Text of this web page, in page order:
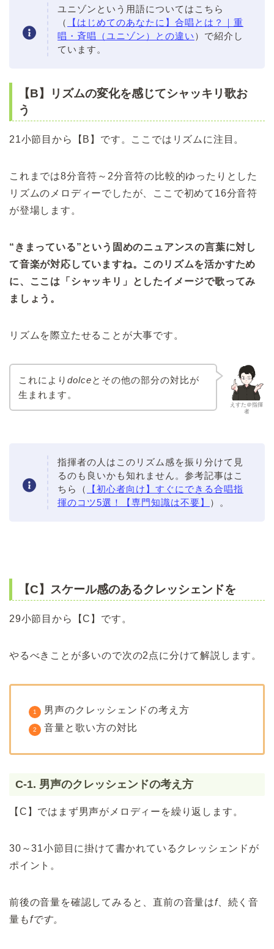
ユニゾンという用語についてはこちら
（
【はじめてのあなたに】合唱とは？｜重
唱・斉唱（ユニゾン）との違い ）で紹介し
ています。
【B】リズムの変化を感じてシャッキリ歌お
う
21小節目から【B】です。ここではリズムに注目。
これまでは8分音符～2分音符の比較的ゆったりとした
リズムのメロディーでしたが、ここで初めて16分音符
が登場します。
“きまっている”という固めのニュアンスの言葉に対し
て音楽が対応していますね。 このリズムを活かすため
に、ここは「シャッキリ」としたイメージで歌ってみ
ましょう。
リズムを際立たせることが大事です。
えすた＠指揮
者
これにより dolceとその他の部分の対比が
生まれます。
指揮者の人はこのリズム感を振り分けて見
るのも良いかも知れません。参考記事はこ
ちら（
【初心者向け】すぐにできる合唱指
揮のコツ5選！【専門知識は不要】
）。
【C】スケール感のあるクレッシェンドを
29小節目から【C】です。
やるべきことが多いので次の2点に分けて解説します。
男声のクレッシェンドの考え方
音量と歌い方の対比
C-1. 男声のクレッシェンドの考え方
【C】ではまず男声がメロディーを繰り返します。
30～31小節目に掛けて書かれているクレッシェンドが
ポイント。
前後の音量を確認してみると、直前の音量はf、続く音
量もfです。